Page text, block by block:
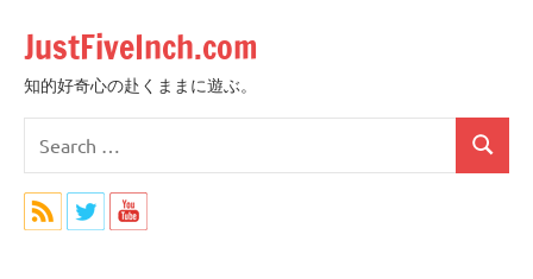
content
JustFiveInch.com
知的好奇心の赴くままに遊ぶ。
for:
Search